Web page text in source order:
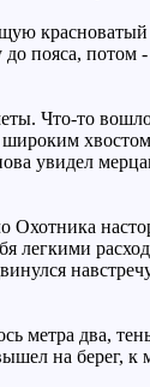
красноватый
пояса,
Что-то
увидел
легкими
метра два,
на берег, к